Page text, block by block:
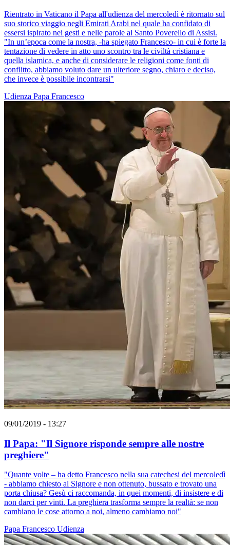
Rientrato in Vaticano il Papa all'udienza del mercoledì è ritornato sul
suo storico viaggio negli Emirati Arabi nel quale ha confidato di
essersi ispirato nei gesti e nelle parole al Santo Poverello di Assisi.
"In un’epoca come la nostra, -ha spiegato Francesco- in cui è forte la
tentazione di vedere in atto uno scontro tra le civiltà cristiana e
quella islamica, e anche di considerare le religioni come fonti di
conflitto, abbiamo voluto dare un ulteriore segno, chiaro e deciso,
che invece è possibile incontrarsi"
Udienza Papa Francesco
09/01/2019 - 13:27
Il Papa: "Il Signore risponde sempre alle nostre
preghiere"
"Quante volte – ha detto Francesco nella sua catechesi del mercoledì
- abbiamo chiesto al Signore e non ottenuto, bussato e trovato una
porta chiusa? Gesù ci raccomanda, in quei momenti, di insistere e di
non darci per vinti. La preghiera trasforma sempre la realtà: se non
cambiano le cose attorno a noi, almeno cambiamo noi"
Papa Francesco Udienza